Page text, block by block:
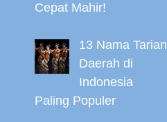
Cepat Mahir!
13 Nama Tarian
Daerah di
Indonesia
Paling Populer